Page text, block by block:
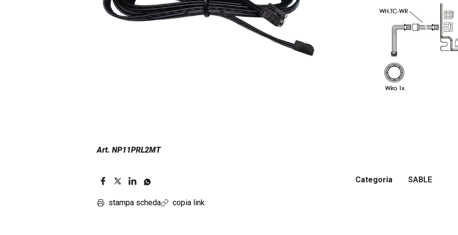
Art. NP11PRL2MT
stampa scheda copia link
Categoria SABLE